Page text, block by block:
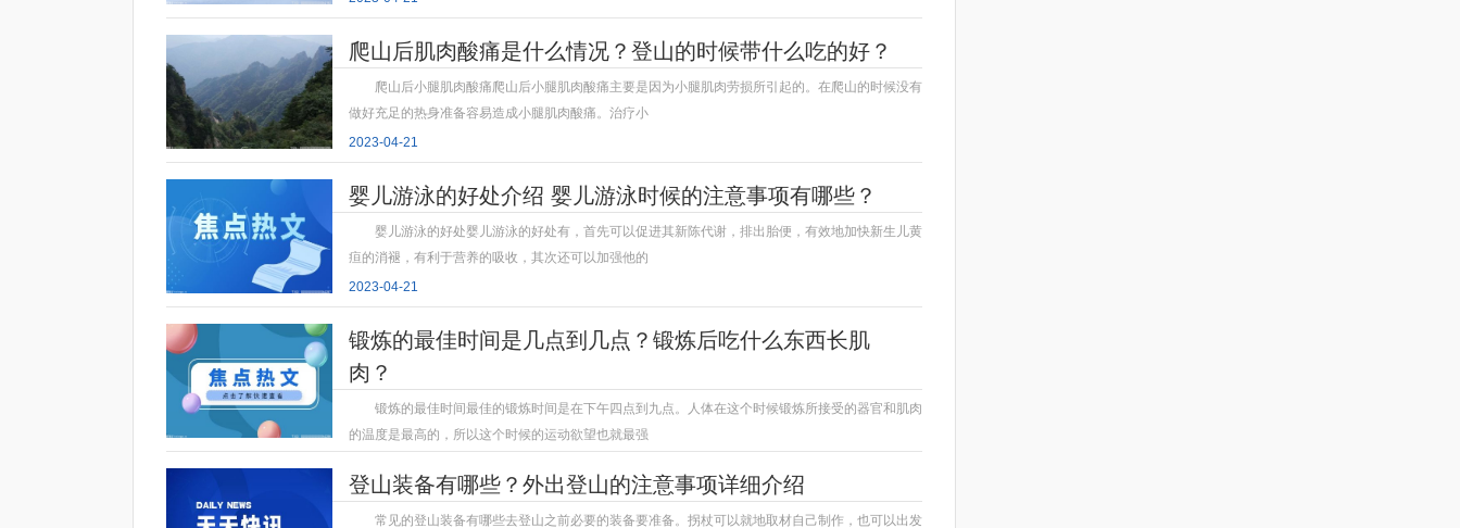
爬山后肌肉酸痛是什么情况？登山的时候带什么吃的好？
爬山后小腿肌肉酸痛爬山后小腿肌肉酸痛主要是因为小腿肌肉劳损所引起的。在爬山的时候没有
做好充足的热身准备容易造成小腿肌肉酸痛。治疗小
2023-04-21
婴儿游泳的好处介绍 婴儿游泳时候的注意事项有哪些？
婴儿游泳的好处婴儿游泳的好处有，首先可以促进其新陈代谢，排出胎便，有效地加快新生儿黄
疸的消褪，有利于营养的吸收，其次还可以加强他的
2023-04-21
锻炼的最佳时间是几点到几点？锻炼后吃什么东西长肌
肉？
锻炼的最佳时间最佳的锻炼时间是在下午四点到九点。人体在这个时候锻炼所接受的器官和肌肉
的温度是最高的，所以这个时候的运动欲望也就最强
登山装备有哪些？外出登山的注意事项详细介绍
常见的登山装备有哪些去登山之前必要的装备要准备。拐杖可以就地取材自己制作，也可以出发